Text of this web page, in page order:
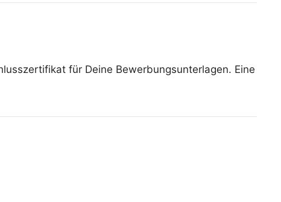
für Deine Bewerbungsunterlagen. Eine